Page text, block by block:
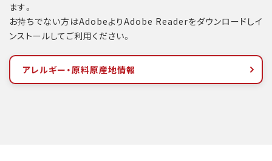
ます。
お持ちでない方はAdobeよりAdobe Readerをダウンロードしイ
ンストールしてご利用ください。
アレルギー・原料原産地情報